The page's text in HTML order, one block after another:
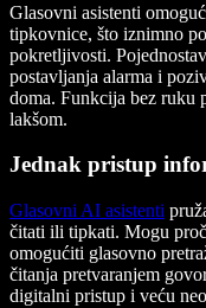
Glasovni asistenti
tipkovnice, što iznimno
pokretljivosti.
postavljanja alarma i
doma. Funkcija bez ruku
lakšom.
Jednak pristup
Glasovni AI asistenti
čitati ili tipkati. Mogu
omogućiti glasovno
čitanja pretvaranjem
digitalni pristup i veću